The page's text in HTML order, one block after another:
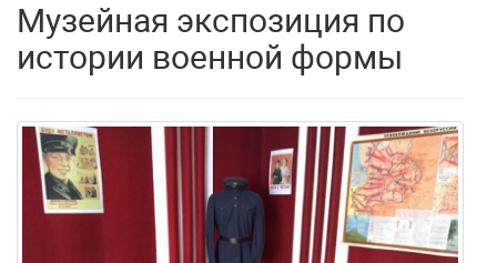
Музейная экспозиция по
истории военной формы